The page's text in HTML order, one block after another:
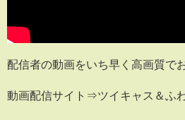
配信者の動画をいち早く高画質で
動画配信サイト⇒ツイキャス＆ふ